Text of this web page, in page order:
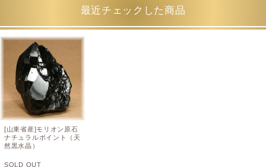
最近チェックした商品
[山東省産]モリオン原石
ナチュラルポイント（天
然黒水晶）
SOLD OUT